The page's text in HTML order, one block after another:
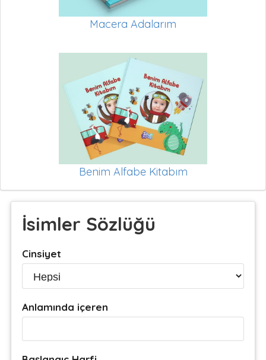
Macera Adalarım
Benim Alfabe Kitabım
İsimler Sözlüğü
Cinsiyet
Anlamında içeren